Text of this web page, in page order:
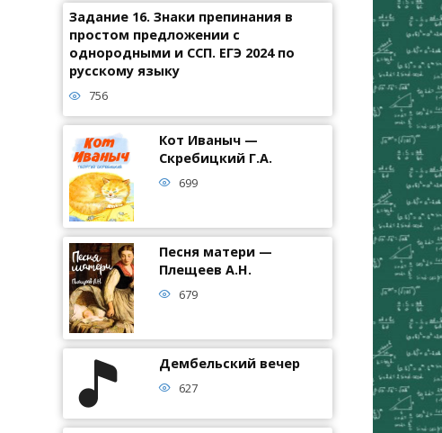
Задание 16. Знаки препинания в
простом предложении с
однородными и ССП. ЕГЭ 2024 по
русскому языку
756
Кот Иваныч —
Скребицкий Г.А.
699
Песня матери —
Плещеев А.Н.
679
Дембельский вечер
627